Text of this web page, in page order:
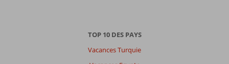
TOP 10 DES PAYS
Vacances Turquie